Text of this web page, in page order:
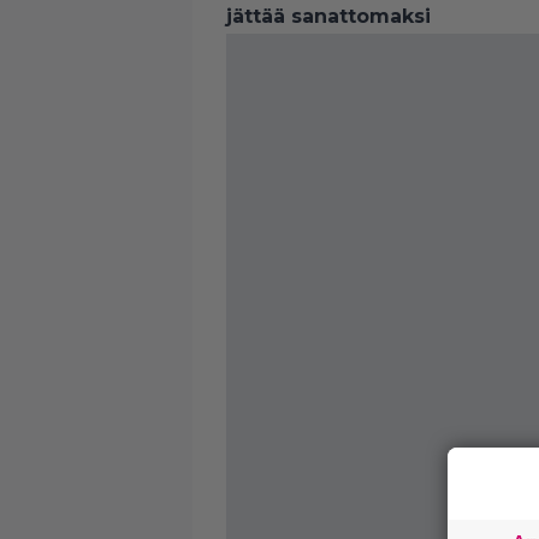
jättää sanattomaksi